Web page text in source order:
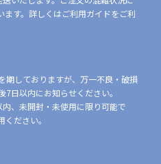
ます。詳しくはご利用ガイドをご利
期しておりますが、万一不良・破損
日以内にお知らせください。
、未開封・未使用に限り可能で
ださい。